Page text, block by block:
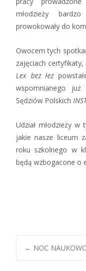
młodzieży
prowokowały do
Owocem tych
zajęciach
Lex bez łez
wspomnianego już
Sędziów Polskich
Udział młodzieży
jakie nasze liceum
roku szkolnego w
będą wzbogacone o
Post
← NOC